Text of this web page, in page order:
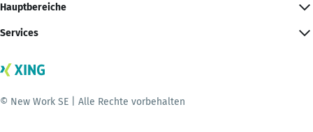
Hauptbereiche
Services
© New Work SE | Alle Rechte vorbehalten